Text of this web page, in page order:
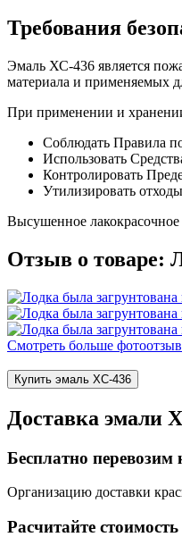
Требования
Эмаль ХС-436 является
материала и применяемых
При применении и
Соблюдать Правила
Использовать
Контролировать
Утилизировать
Высушенное лакокрасочное
Отзыв о товаре:
Смотреть больше
Купить эмаль ХС-436
Доставка эмали
Бесплатно
Организацию доставки
Расчитайте